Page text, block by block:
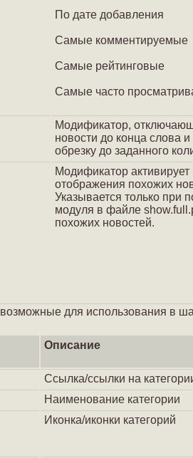
По дате добавления
Самые комментируемые
Самые рейтинговые
Самые часто
Модификатор,
новости до конца слова
обрезку до заданного
Модификатор
отображения похожих
Указывается только при
модуля в файле
похожих новостей.
для использования в
Описание
Ссылка/ссылки на
Наименование категории
Иконка/иконки категорий